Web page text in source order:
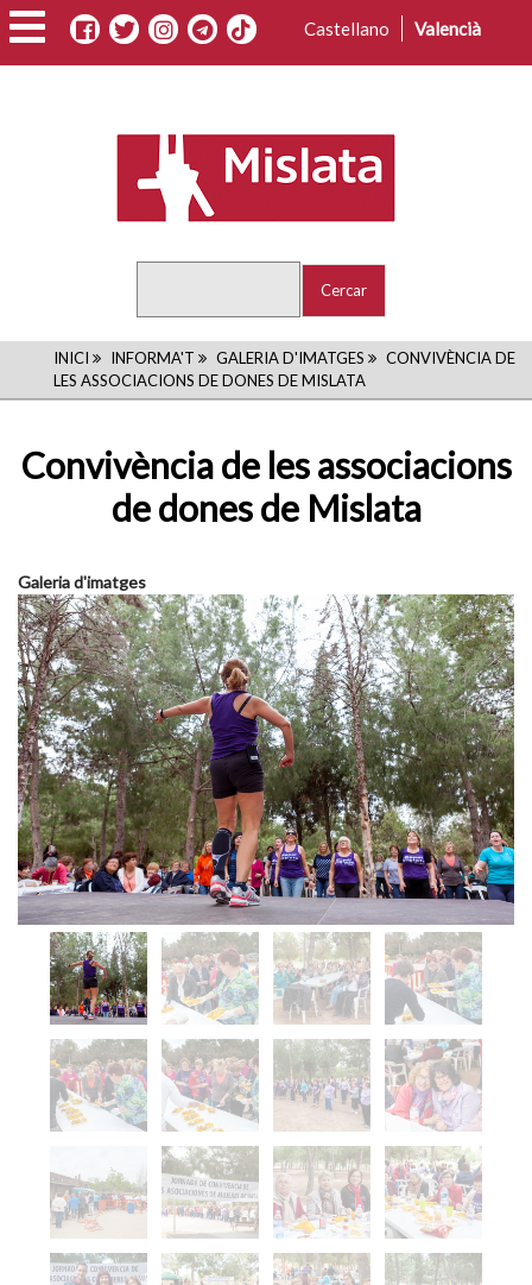
Vés
al
contingut
Castellano Valencià
FIL
D'ARIADNA
INICI INFORMA'T GALERIA D'IMATGES
CONVIVÈNCIA DE
LES ASSOCIACIONS DE DONES DE MISLATA
Convivència de les associacions
de dones de Mislata
Galeria d'imatges